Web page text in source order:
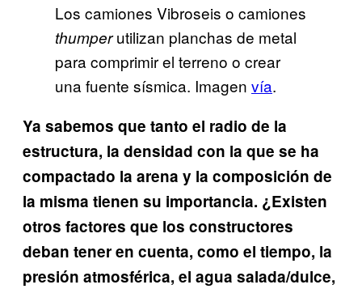
Los camiones Vibroseis o camiones
thumperutilizan planchas de metal
para comprimir el terreno o crear
una fuente sísmica. Imagen vía.
Ya sabemos que tanto el radio de la
estructura, la densidad con la que se ha
compactado la arena y la composición de
la misma tienen su importancia. ¿Existen
otros factores que los constructores
deban tener en cuenta, como el tiempo, la
presión atmosférica, el agua salada/dulce,